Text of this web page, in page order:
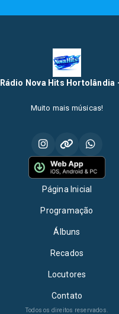
Rádio Nova Hits Hortolândia
Muito mais músicas!
Página Inicial
Programação
Álbuns
Recados
Locutores
Contato
Todos os direitos reservados.